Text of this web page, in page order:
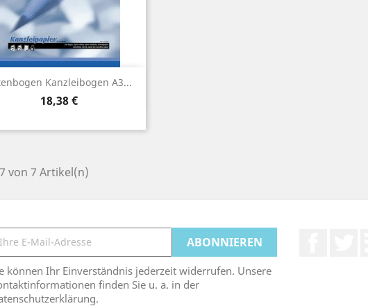
Kanzleibogen A3...
Preis
18,38 €
Vorschau
von 7 Artikel(n)
können Ihr Einverständnis jederzeit widerrufen. Unsere
finden Sie u. a. in der